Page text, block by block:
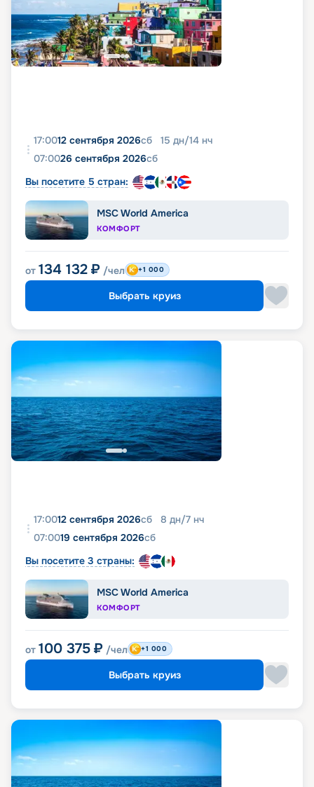
17:0012 сентября 2026сб 15 дн/14 нч
07:0026 сентября 2026сб
Вы посетите 5 стран:
MSC World America
КОМФОРТ
от 134 132 ₽ /чел +1 000
Выбрать круиз
17:0012 сентября 2026сб 8 дн/7 нч
07:0019 сентября 2026сб
Вы посетите 3 страны:
MSC World America
КОМФОРТ
от 100 375 ₽ /чел +1 000
Выбрать круиз